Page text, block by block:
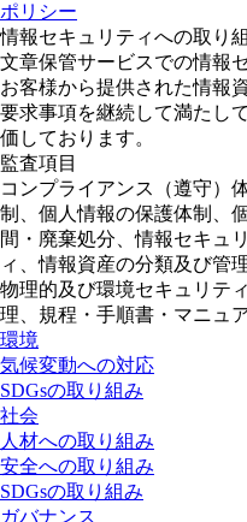
ポリシー
情報セキュリティへの取り
文章保管サービスでの情報
お客様から提供された情報
要求事項を継続して満たし
価しております。
監査項目
コンプライアンス（遵守）
制、個人情報の保護体制、
間・廃棄処分、情報セキュ
ィ、情報資産の分類及び管
物理的及び環境セキュリテ
理、規程・手順書・マニュ
環境
気候変動への対応
SDGsの取り組み
社会
人材への取り組み
安全への取り組み
SDGsの取り組み
ガバナンス